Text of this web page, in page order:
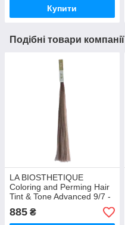
Купити
Подібні товари компанії
LA BIOSTHETIQUE
Coloring and Perming Hair
Tint & Tone Advanced 9/7 -
Стойкая краска для волос
- 9/7
885 ₴